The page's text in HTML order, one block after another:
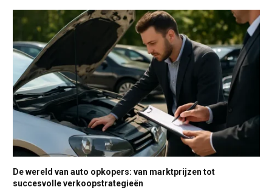
De wereld van auto opkopers: van marktprijzen tot
succesvolle verkoopstrategieën